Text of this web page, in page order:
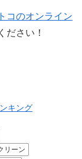
コのオンライン
ださい！
キング
リーン